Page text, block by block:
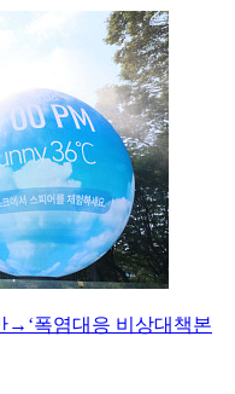
→‘폭염대응 비상대책본